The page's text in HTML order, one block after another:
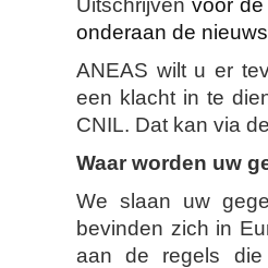
Uitschrijven voor
onderaan de
ANEAS wilt u er
een klacht in te
CNIL. Dat kan via
Waar worden uw
We slaan uw
bevinden zich in
aan de regels